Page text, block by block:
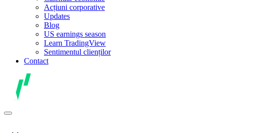
Acțiuni corporative
Updates
Blog
US earnings season
Learn TradingView
Sentimentul clienților
Contact